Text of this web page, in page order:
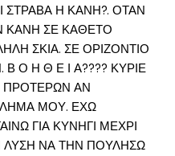
ΣΤΡΑΒΑ Η ΚΑΝΗ?. ΟΤΑΝ
ΣΕ ΚΑΘΕΤΟ
ΣΚΙΑ. ΣΕ ΟΡΙΖΟΝΤΙΟ
Ο Η Θ Ε Ι Α???? ΚΥΡΙΕ
ΠΡΟΤΕΡΩΝ ΑΝ
ΜΟΥ. ΕΧΩ
ΓΙΑ ΚΥΝΗΓΙ ΜΕΧΡΙ
ΛΥΣΗ ΝΑ ΤΗΝ ΠΟΥΛΗΣΩ